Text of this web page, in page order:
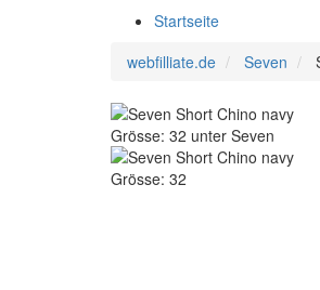
Startseite
webfilliate.de
Seven